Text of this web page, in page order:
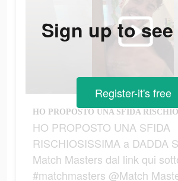
HO PROPOSTO UNA SFIDA
RISCHIOSISSIMA a DADDA
Match Masters dal link qui
#matchmasters @Match
Sign up to
Register-it's free